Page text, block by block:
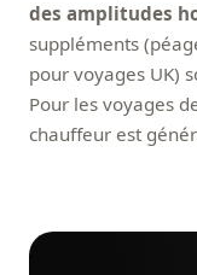
des amplitudes
suppléments
pour voyages UK)
Pour les voyages
chauffeur est